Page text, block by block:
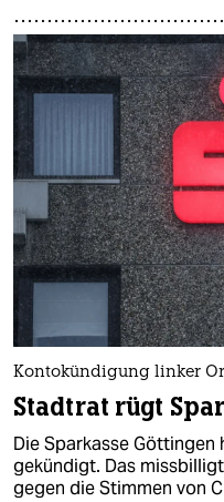
Kontokündigung linker
Stadtrat rügt
Die Sparkasse
gekündigt. Das
gegen die Stimmen von